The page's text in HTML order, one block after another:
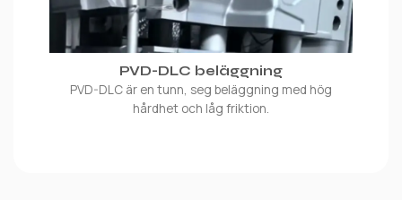
PVD-DLC beläggning
PVD-DLC är en tunn, seg beläggning med hög
hårdhet och låg friktion.